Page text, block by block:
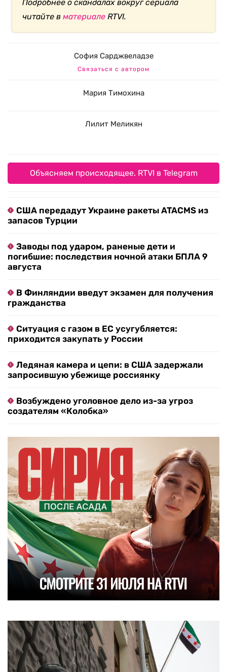
Подробнее о скандалах вокруг сериала
читайте вматериале RTVI.
София Сарджвеладзе
Связаться с автором
Мария Тимохина
Лилит Меликян
Объясняем происходящее. RTVI в Telegram
США передадут Украине ракеты ATACMS из
запасов Турции
Заводы под ударом, раненые дети и
погибшие: последствия ночной атаки БПЛА 9
августа
В Финляндии введут экзамен для получения
гражданства
Ситуация с газом в ЕС усугубляется:
приходится закупать у России
Ледяная камера и цепи: в США задержали
запросившую убежище россиянку
Возбуждено уголовное дело из-за угроз
создателям «Колобка»